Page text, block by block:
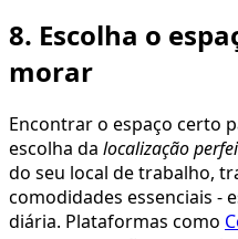
8. Escolha o
morar
Encontrar o espaço certo
escolha da localização
do seu local de trabalho,
comodidades essenciais -
diária. Plataformas como